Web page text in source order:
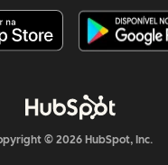
© 2026 HubSpot, Inc.